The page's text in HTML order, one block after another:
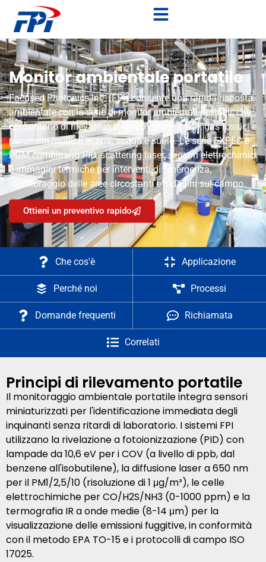
Monitor ambientale portatile
Focused Photonics Inc. (FPI) consente una rapida risposta
ambientale con la serie di monitor ambientali portatili, che
consentono di rilevare in loco COV, particolato, gas tossici e
parametri multipli in aria, acqua e suolo. Le serie EXPEC e
PGM combinano PID, scattering laser, sensori elettrochimici
e immagini termiche per interventi di emergenza,
monitoraggio delle aree circostanti e indagini sul campo.
Ottieni un preventivo rapido
Che cos'è Applicazione
Perché noi Processi
Domande frequenti Richiamata
Correlati
Principi di rilevamento portatile
Il monitoraggio ambientale portatile integra sensori
miniaturizzati per l'identificazione immediata degli
inquinanti senza ritardi di laboratorio. I sistemi FPI
utilizzano la rivelazione a fotoionizzazione (PID) con
lampade da 10,6 eV per i COV (a livello di ppb, dal
benzene all'isobutilene), la diffusione laser a 650 nm
per il PM1/2,5/10 (risoluzione di 1 μg/m³), le celle
elettrochimiche per CO/H2S/NH3 (0-1000 ppm) e la
termografia IR a onde medie (8-14 μm) per la
visualizzazione delle emissioni fuggitive, in conformità
con il metodo EPA TO-15 e i protocolli di campo ISO
17025.